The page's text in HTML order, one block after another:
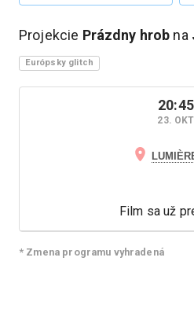
Projekcie Prázdny hrob na
Európsky glitch
20:45
23. OKT
Film sa už
* Zmena programu vyhradená